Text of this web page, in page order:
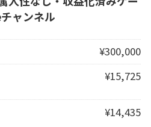
ャンネル
¥300,000
¥15,725
¥14,435